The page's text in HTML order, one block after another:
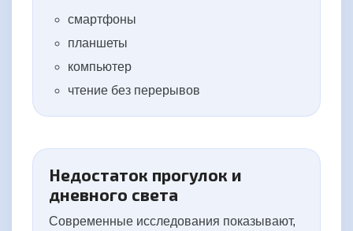
смартфоны
планшеты
компьютер
чтение без перерывов
Недостаток прогулок и
дневного света
Современные исследования показывают,